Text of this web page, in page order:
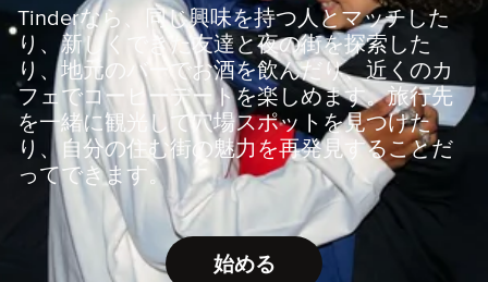
Tinderなら、同じ興味を持つ人とマッチした
り、新しくできた友達と夜の街を探索した
り、地元のバーでお酒を飲んだり、近くのカ
フェでコーヒーデートを楽しめます。旅行先
を一緒に観光して穴場スポットを見つけた
り、自分の住む街の魅力を再発見することだ
ってできます。
始める